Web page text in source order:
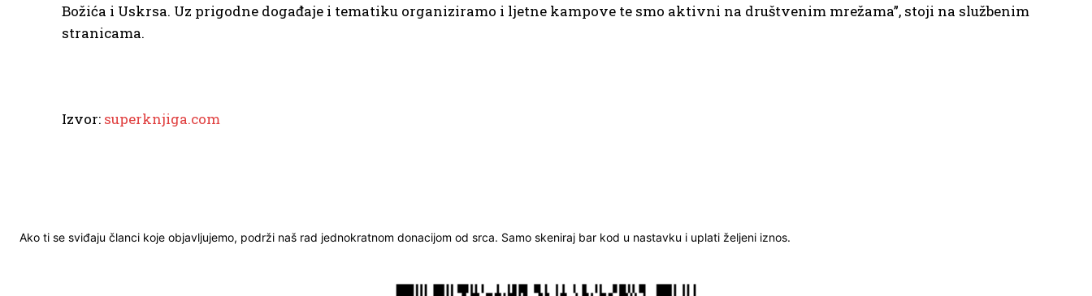
Božića i Uskrsa. Uz prigodne događaje i tematiku organiziramo i ljetne kampove te smo aktivni na društvenim mrežama”, stoji na službenim
stranicama.
Izvor: superknjiga.com
Ako ti se sviđaju članci koje objavljujemo, podrži naš rad jednokratnom donacijom od srca. Samo skeniraj bar kod u nastavku i uplati željeni iznos.